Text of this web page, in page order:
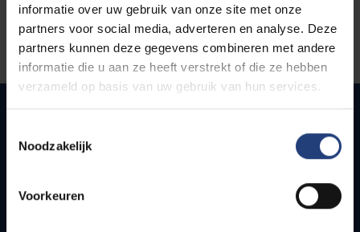
informatie over uw gebruik van onze site met onze
partners voor social media, adverteren en analyse. Deze
partners kunnen deze gegevens combineren met andere
informatie die u aan ze heeft verstrekt of die ze hebben
verzameld op basis van uw gebruik van hun services.
Noodzakelijk
Voorkeuren
Quick links